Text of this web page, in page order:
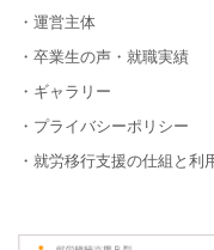
・運営主体
・卒業生の声・就職実績
・ギャラリー
・プライバシーポリシー
・就労移行支援の仕組と利